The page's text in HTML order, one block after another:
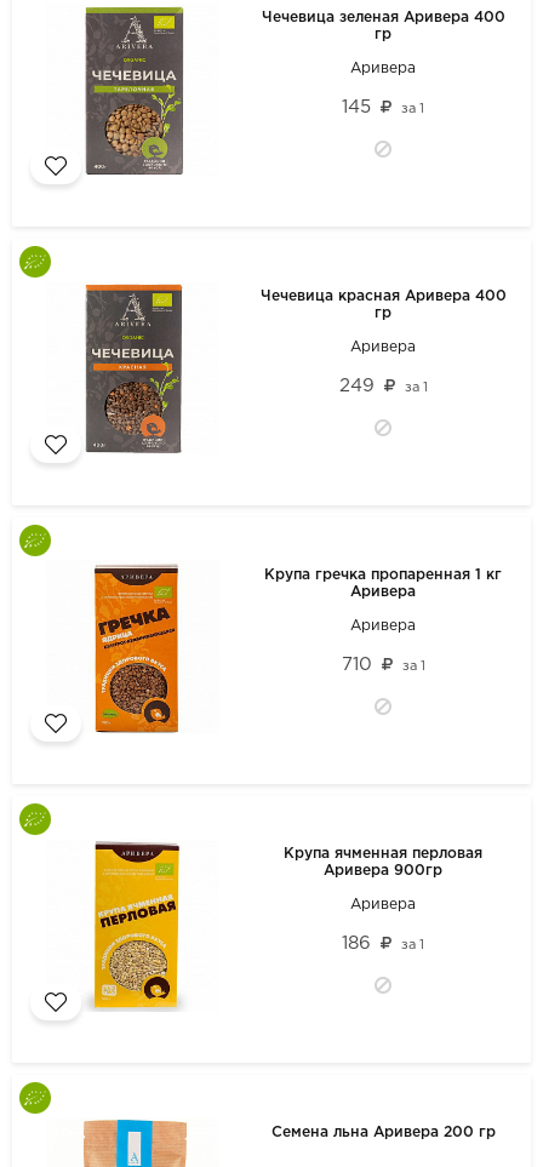
Чечевица зеленая Аривера 400
гр
Аривера
145 за1
Чечевица красная Аривера 400
гр
Аривера
249 за 1
Крупа гречка пропаренная 1 кг
Аривера
Аривера
710 за 1
Крупа ячменная перловая
Аривера 900гр
Аривера
186 за1
Семена льна Аривера 200 гр